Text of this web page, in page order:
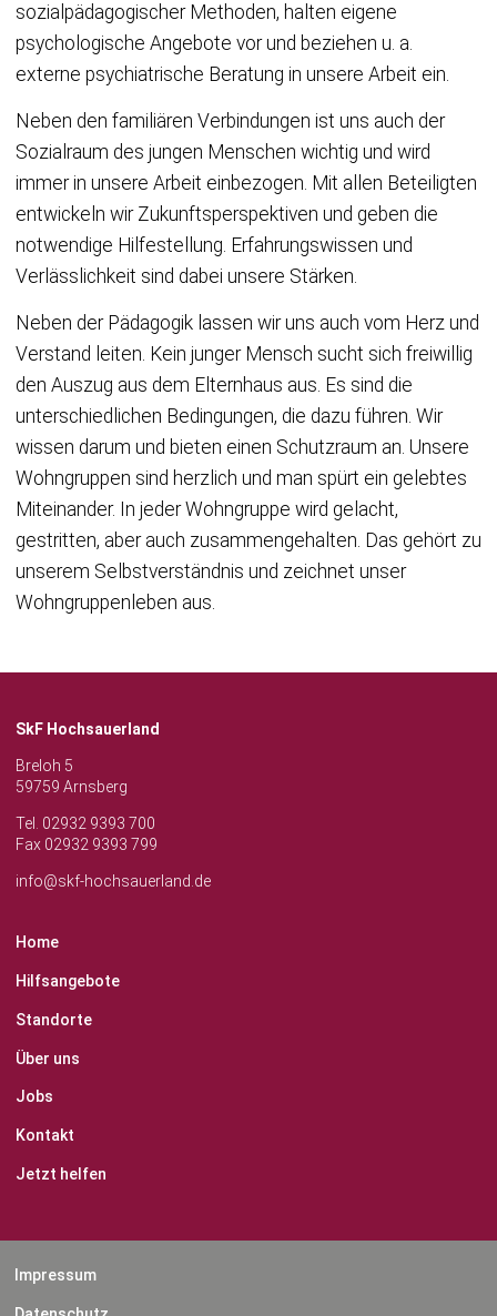
sozialpädagogischer Methoden, halten eigene
psychologische Angebote vor und beziehen u. a.
externe psychiatrische Beratung in unsere Arbeit ein.
Neben den familiären Verbindungen ist uns auch der
Sozialraum des jungen Menschen wichtig und wird
immer in unsere Arbeit einbezogen. Mit allen Beteiligten
entwickeln wir Zukunftsperspektiven und geben die
notwendige Hilfestellung. Erfahrungswissen und
Verlässlichkeit sind dabei unsere Stärken.
Neben der Pädagogik lassen wir uns auch vom Herz und
Verstand leiten. Kein junger Mensch sucht sich freiwillig
den Auszug aus dem Elternhaus aus. Es sind die
unterschiedlichen Bedingungen, die dazu führen. Wir
wissen darum und bieten einen Schutzraum an. Unsere
Wohngruppen sind herzlich und man spürt ein gelebtes
Miteinander. In jeder Wohngruppe wird gelacht,
gestritten, aber auch zusammengehalten. Das gehört zu
unserem Selbstverständnis und zeichnet unser
Wohngruppenleben aus.
Christophorus-Gruppe
Inobhutnahme Samuel-Gruppe
Don-Bosco-Gruppe
Elisabeth-Gruppe
Michael-Gruppe
Appartements
Sozialpädagogische Lebensgemeinschaft
Notschlafstelle
SkF Hochsauerland
Breloh 5
59759 Arnsberg
Tel. 02932 9393 700
Fax 02932 9393 799
info@skf-hochsauerland.de
Home
Hilfsangebote
Standorte
Über uns
Jobs
Kontakt
Jetzt helfen
Impressum